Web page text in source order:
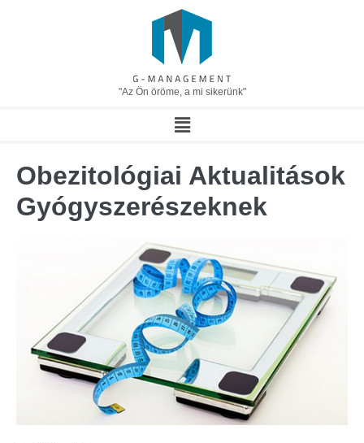
"Az Ön öröme, a mi sikerünk"
Obezitológiai Aktualitások
Gyógyszerészeknek